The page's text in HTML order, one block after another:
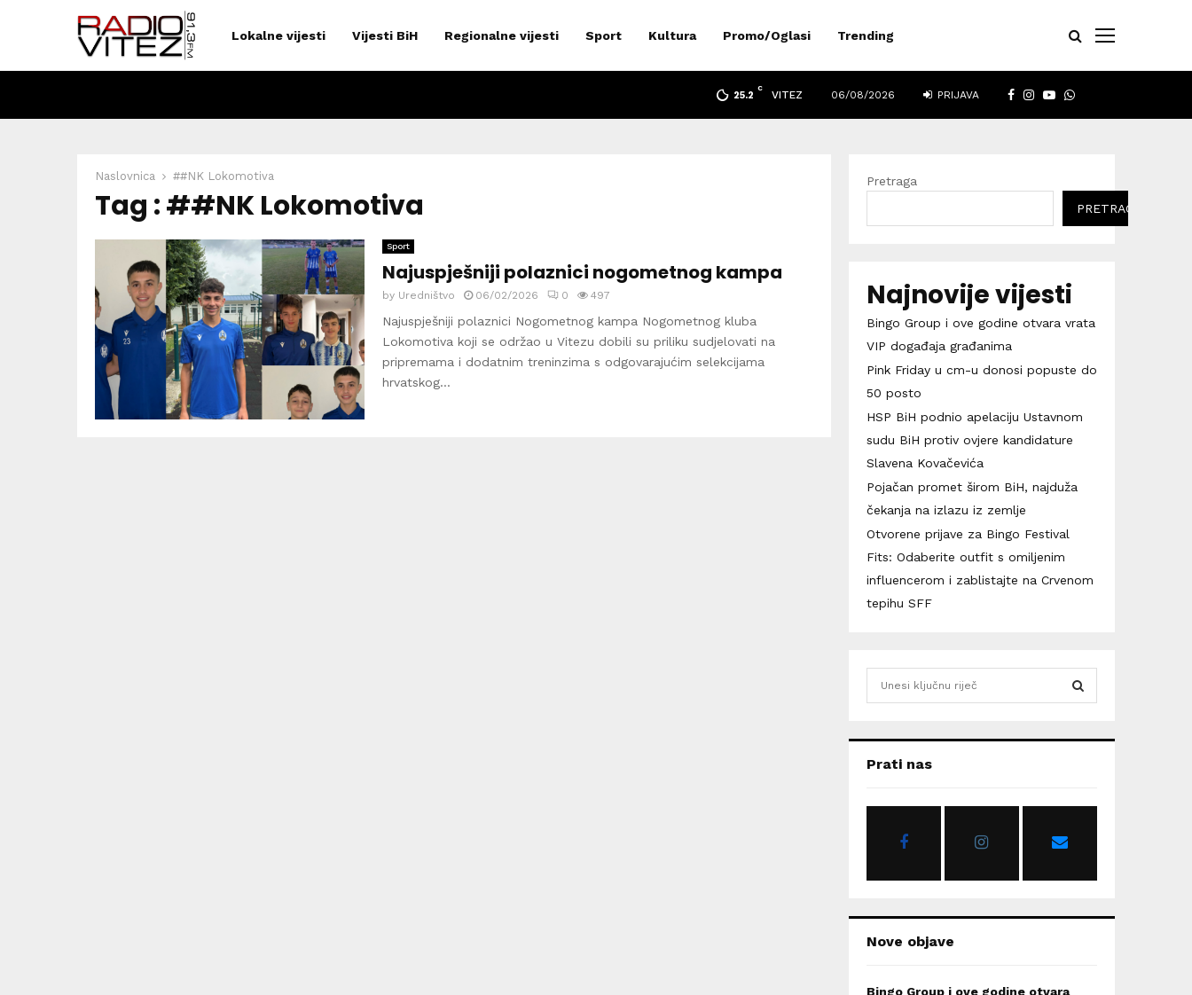
Lokalne vijesti Vijesti BiH Regionalne vijesti Sport Kultura Promo/Oglasi Trending
FACEBOOK
INSTAGRAM
YOUTUBE
WHATSAPP
25.2
C
VITEZ 06/08/2026 PRIJAVA
Naslovnica ##NK Lokomotiva
Tag : ##NK Lokomotiva
Sport
Najuspješniji polaznici nogometnog kampa
by Uredništvo 06/02/2026 0 497
Najuspješniji polaznici Nogometnog kampa Nogometnog kluba
Lokomotiva koji se održao u Vitezu dobili su priliku sudjelovati na
pripremama i dodatnim treninzima s odgovarajućim selekcijama
hrvatskog...
Pretraga
PRETRAGA
Najnovije vijesti
Bingo Group i ove godine otvara vrata
VIP događaja građanima
Pink Friday u cm-u donosi popuste do
50 posto
HSP BiH podnio apelaciju Ustavnom
sudu BiH protiv ovjere kandidature
Slavena Kovačevića
Pojačan promet širom BiH, najduža
čekanja na izlazu iz zemlje
Otvorene prijave za Bingo Festival
Fits: Odaberite outfit s omiljenim
influencerom i zablistajte na Crvenom
tepihu SFF
h
o
Prati nas
Nove objave
Bingo Group i ove godine otvara